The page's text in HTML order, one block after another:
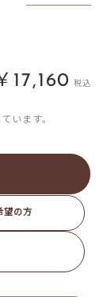
17,160 税込
います。
望の方